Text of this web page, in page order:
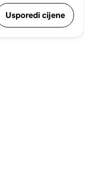
Usporedi cijene